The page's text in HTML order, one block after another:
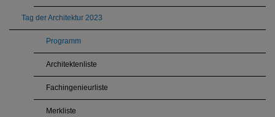
Tag der Architektur 2023
Programm
Architektenliste
Fachingenieurliste
Merkliste